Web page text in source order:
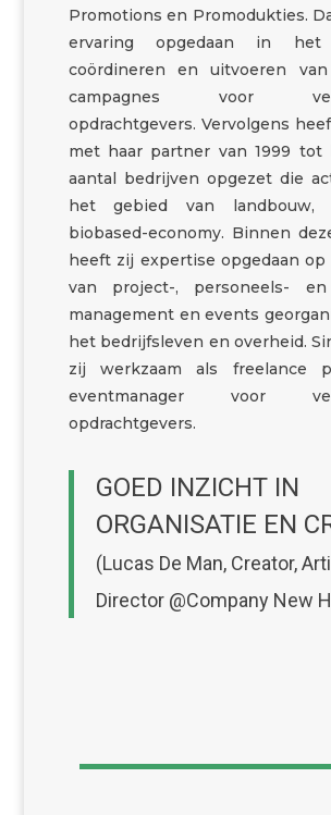
Promotions en Promodukties.
ervaring opgedaan in het
coördineren en uitvoeren
campagnes voor
opdrachtgevers. Vervolgens
met haar partner van 1999 tot
aantal bedrijven opgezet die
het gebied van landbouw,
biobased-economy. Binnen
heeft zij expertise opgedaan
van project-, personeels- en
management en events
het bedrijfsleven en overheid.
zij werkzaam als freelance
eventmanager voor
opdrachtgevers.
GOED INZICHT IN
ORGANISATIE EN
(Lucas De Man, Creator,
Director @Company New